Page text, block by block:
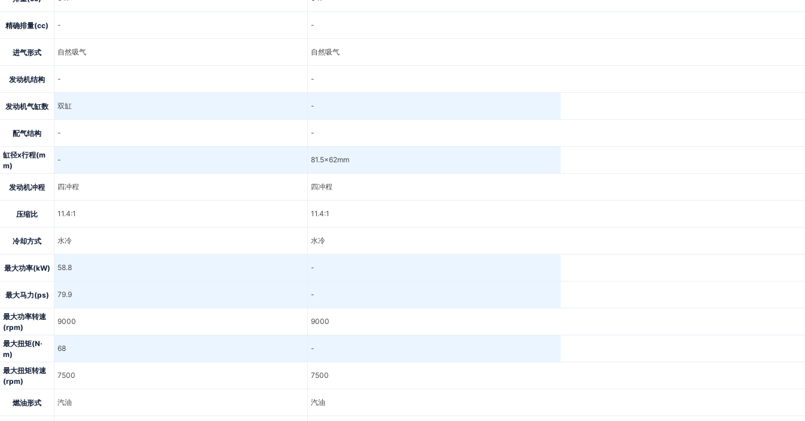
精确排量(cc) - -
进气形式 自然吸气 自然吸气
发动机结构 - -
发动机气缸数 双缸 -
配气结构 - -
缸径x行程(m
m)
- 81.5x62mm
发动机冲程 四冲程 四冲程
压缩比 11.4:1 11.4:1
冷却方式 水冷 水冷
最大功率(kW) 58.8 -
最大马力(ps) 79.9 -
最大功率转速
(rpm)
9000 9000
最大扭矩(N·
m)
68 -
最大扭矩转速
(rpm)
7500 7500
燃油形式 汽油 汽油